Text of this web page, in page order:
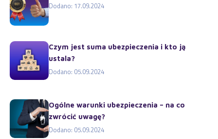
Dodano: 17.09.2024
Czym jest suma ubezpieczenia i kto ją
ustala?
Dodano: 05.09.2024
Ogólne warunki ubezpieczenia – na co
zwrócić uwagę?
Dodano: 05.09.2024